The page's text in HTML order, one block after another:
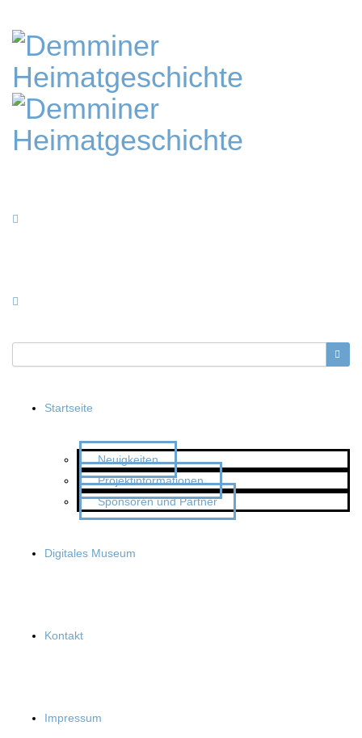
Startseite
Neuigkeiten
Projektinformationen
Sponsoren und Partner
Digitales Museum
Kontakt
Impressum